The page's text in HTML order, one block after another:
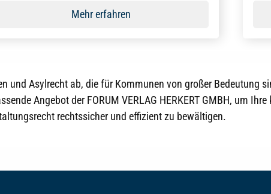
Mehr erfahren
und Asylrecht ab, die für Kommunen von großer Bedeutung
Angebot der FORUM VERLAG HERKERT GMBH, um
rechtssicher und effizient zu bewältigen.